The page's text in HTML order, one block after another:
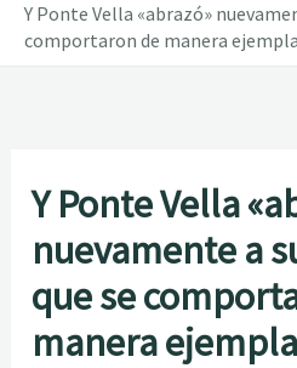
Y Ponte Vella «abrazó»
comportaron de manera
Y Ponte Vella
nuevamente a
que se
manera